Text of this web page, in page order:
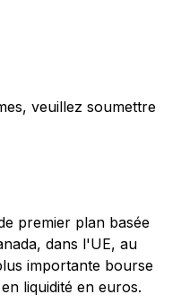
veuillez soumettre
premier plan basée
dans l'UE, au
importante bourse
liquidité en euros.